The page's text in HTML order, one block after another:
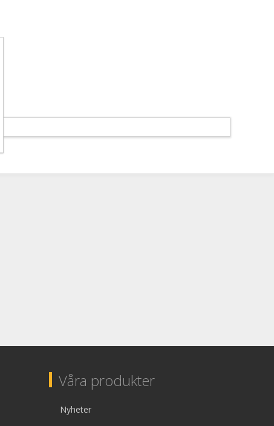
Våra produkter
Nyheter